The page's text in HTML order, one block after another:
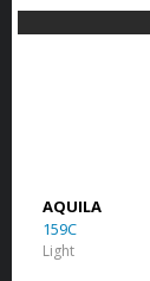
AQUILA
159C
Light